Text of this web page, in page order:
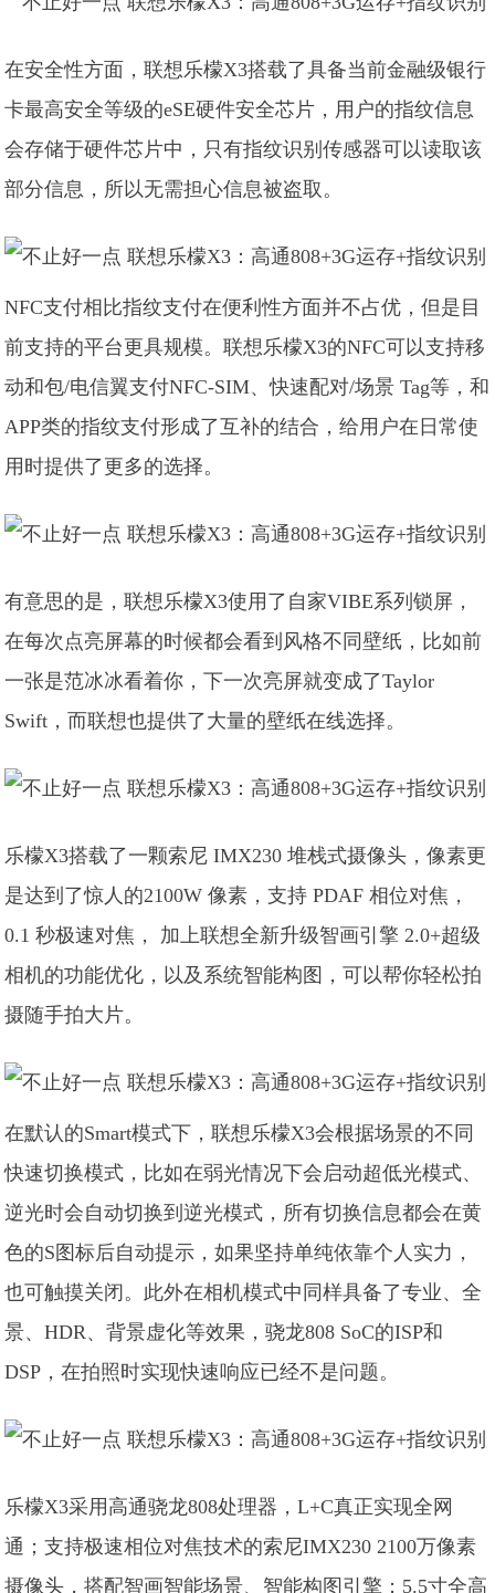
在安全性方面，联想乐檬X3搭载了具备当前金融级银行
卡最高安全等级的eSE硬件安全芯片，用户的指纹信息
会存储于硬件芯片中，只有指纹识别传感器可以读取该
部分信息，所以无需担心信息被盗取。
NFC支付相比指纹支付在便利性方面并不占优，但是目
前支持的平台更具规模。联想乐檬X3的NFC可以支持移
动和包/电信翼支付NFC-SIM、快速配对/场景 Tag等，和
APP类的指纹支付形成了互补的结合，给用户在日常使
用时提供了更多的选择。
有意思的是，联想乐檬X3使用了自家VIBE系列锁屏，
在每次点亮屏幕的时候都会看到风格不同壁纸，比如前
一张是范冰冰看着你，下一次亮屏就变成了Taylor
Swift，而联想也提供了大量的壁纸在线选择。
乐檬X3搭载了一颗索尼 IMX230 堆栈式摄像头，像素更
是达到了惊人的2100W 像素，支持 PDAF 相位对焦，
0.1 秒极速对焦， 加上联想全新升级智画引擎 2.0+超级
相机的功能优化，以及系统智能构图，可以帮你轻松拍
摄随手拍大片。
在默认的Smart模式下，联想乐檬X3会根据场景的不同
快速切换模式，比如在弱光情况下会启动超低光模式、
逆光时会自动切换到逆光模式，所有切换信息都会在黄
色的S图标后自动提示，如果坚持单纯依靠个人实力，
也可触摸关闭。此外在相机模式中同样具备了专业、全
景、HDR、背景虚化等效果，骁龙808 SoC的ISP和
DSP，在拍照时实现快速响应已经不是问题。
乐檬X3采用高通骁龙808处理器，L+C真正实现全网
通；支持极速相位对焦技术的索尼IMX230 2100万像素
摄像头，搭配智画智能场景、智能构图引擎；5.5寸全高